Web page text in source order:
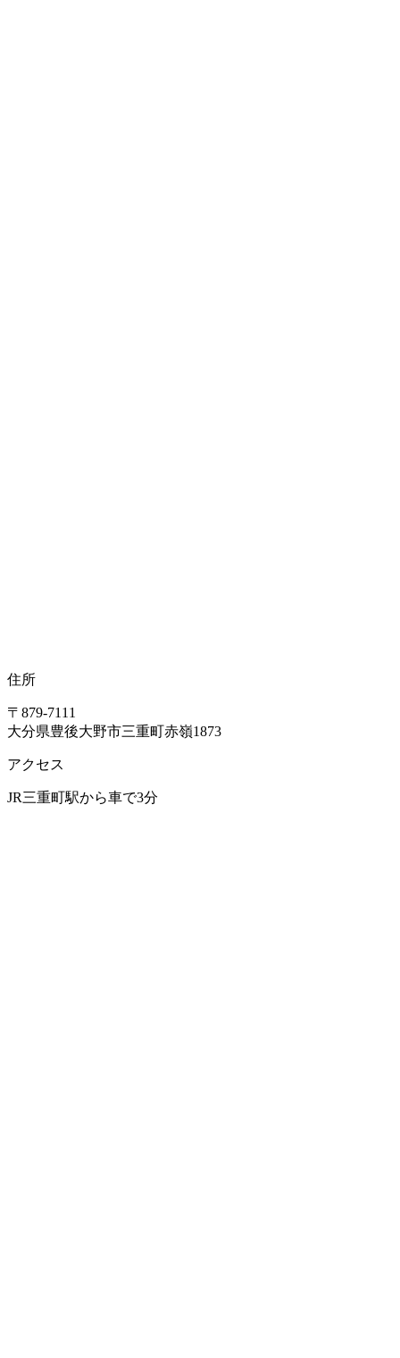
住所
〒879-7111
大分県豊後大野市三重町赤嶺1873
アクセス
JR三重町駅から車で3分